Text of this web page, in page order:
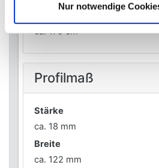
Nur notwendige
ca. 179 cm
Profilmaß
Stärke
ca. 18 mm
Breite
ca. 122 mm